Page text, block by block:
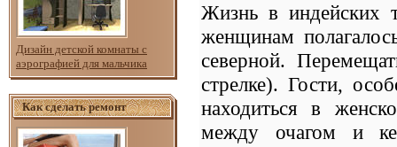
Дизайн детской комнаты с
аэрографией для мальчика
Как сделать ремонт
Жизнь в индейских
женщинам
северной.
стрелке). Гости,
находиться в
между очагом и